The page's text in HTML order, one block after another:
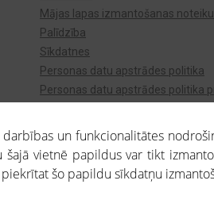
Mājas lapas izmantošanas
Palīdzība
Sīkdatnes
Personas datu apstrādes politika
Personas datu apstrādes politika
ietvaros saņemtajai informācijai ir uzziņas
un funkcionalitātes
vietnē papildus var tikt
piekrītat šo papildu sīkdatņu